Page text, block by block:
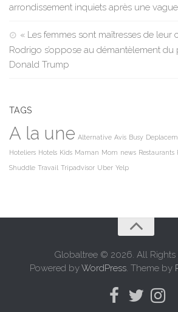
arrondissement inquiets après une
« Les femmes sont maîtresses de leur
Rodrigo s’oppose au démantèlement
Donald Trump
TAGS
A la une Alternative Avis Busy
Hoteliers Hotels Kids Maman Mom news Restaurants
Shuddle Travail Tripadvisor Uber Yelp
Globaltree © 2026. All Rights
Powered byWordPress. Theme by